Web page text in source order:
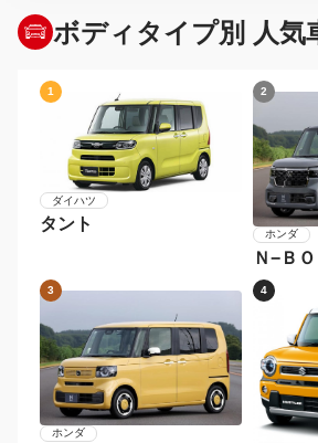
ボディタイプ別 人気
1
ダイハツ
タント
2
ホンダ
Ｎ−Ｂ
3
ホンダ
4